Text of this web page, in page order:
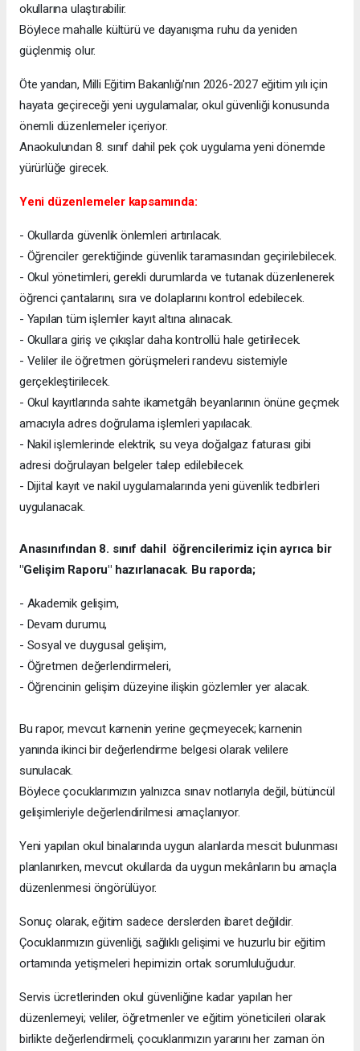
okullarına ulaştırabilir.
Böylece mahalle kültürü ve dayanışma ruhu da yeniden
güçlenmiş olur.
Öte yandan, Milli Eğitim Bakanlığı'nın 2026-2027 eğitim yılı için
hayata geçireceği yeni uygulamalar, okul güvenliği konusunda
önemli düzenlemeler içeriyor.
Anaokulundan 8. sınıf dahil pek çok uygulama yeni dönemde
yürürlüğe girecek.
Yeni düzenlemeler kapsamında:
- Okullarda güvenlik önlemleri artırılacak.
- Öğrenciler gerektiğinde güvenlik taramasından geçirilebilecek.
- Okul yönetimleri, gerekli durumlarda ve tutanak düzenlenerek
öğrenci çantalarını, sıra ve dolaplarını kontrol edebilecek.
- Yapılan tüm işlemler kayıt altına alınacak.
- Okullara giriş ve çıkışlar daha kontrollü hale getirilecek.
- Veliler ile öğretmen görüşmeleri randevu sistemiyle
gerçekleştirilecek.
- Okul kayıtlarında sahte ikametgâh beyanlarının önüne geçmek
amacıyla adres doğrulama işlemleri yapılacak.
- Nakil işlemlerinde elektrik, su veya doğalgaz faturası gibi
adresi doğrulayan belgeler talep edilebilecek.
- Dijital kayıt ve nakil uygulamalarında yeni güvenlik tedbirleri
uygulanacak.
Anasınıfından 8. sınıf dahil öğrencilerimiz için ayrıca bir
"Gelişim Raporu" hazırlanacak. Bu raporda;
- Akademik gelişim,
- Devam durumu,
- Sosyal ve duygusal gelişim,
- Öğretmen değerlendirmeleri,
- Öğrencinin gelişim düzeyine ilişkin gözlemler yer alacak.
Bu rapor, mevcut karnenin yerine geçmeyecek; karnenin
yanında ikinci bir değerlendirme belgesi olarak velilere
sunulacak.
Böylece çocuklarımızın yalnızca sınav notlarıyla değil, bütüncül
gelişimleriyle değerlendirilmesi amaçlanıyor.
Yeni yapılan okul binalarında uygun alanlarda mescit bulunması
planlanırken, mevcut okullarda da uygun mekânların bu amaçla
düzenlenmesi öngörülüyor.
Sonuç olarak, eğitim sadece derslerden ibaret değildir.
Çocuklarımızın güvenliği, sağlıklı gelişimi ve huzurlu bir eğitim
ortamında yetişmeleri hepimizin ortak sorumluluğudur.
Servis ücretlerinden okul güvenliğine kadar yapılan her
düzenlemeyi; veliler, öğretmenler ve eğitim yöneticileri olarak
birlikte değerlendirmeli, çocuklarımızın yararını her zaman ön